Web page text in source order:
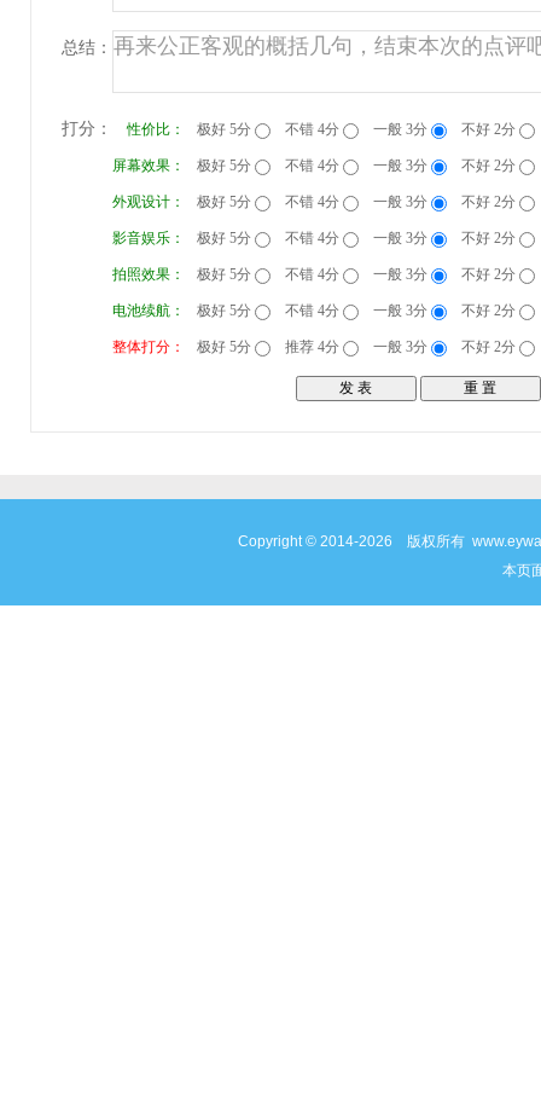
总结：
打分： 性价比： 极好 5分 不错 4分 一般 3分 不好 2分
屏幕效果： 极好 5分 不错 4分 一般 3分 不好 2分
外观设计： 极好 5分 不错 4分 一般 3分 不好 2分
影音娱乐： 极好 5分 不错 4分 一般 3分 不好 2分
拍照效果： 极好 5分 不错 4分 一般 3分 不好 2分
电池续航： 极好 5分 不错 4分 一般 3分 不好 2分
整体打分： 极好 5分 推荐 4分 一般 3分 不好 2分
Copyright © 2014-2026 版权所有
本页